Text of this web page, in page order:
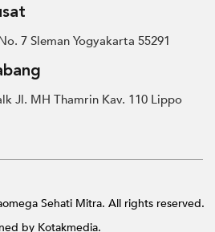
7 Sleman Yogyakarta 55291
Jl. MH Thamrin Kav. 110 Lippo
Sehati Mitra. All rights reserved.
by Kotakmedia.